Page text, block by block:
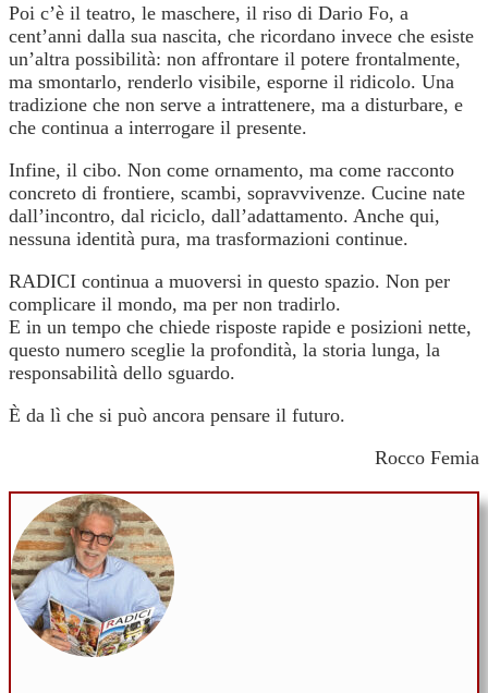
Poi c’è il teatro, le maschere, il riso di Dario Fo, a
cent’anni dalla sua nascita, che ricordano invece che esiste
un’altra possibilità: non affrontare il potere frontalmente,
ma smontarlo, renderlo visibile, esporne il ridicolo. Una
tradizione che non serve a intrattenere, ma a disturbare, e
che continua a interrogare il presente.
Infine, il cibo. Non come ornamento, ma come racconto
concreto di frontiere, scambi, sopravvivenze. Cucine nate
dall’incontro, dal riciclo, dall’adattamento. Anche qui,
nessuna identità pura, ma trasformazioni continue.
RADICI continua a muoversi in questo spazio. Non per
complicare il mondo, ma per non tradirlo.
E in un tempo che chiede risposte rapide e posizioni nette,
questo numero sceglie la profondità, la storia lunga, la
responsabilità dello sguardo.
È da lì che si può ancora pensare il futuro.
Rocco Femia